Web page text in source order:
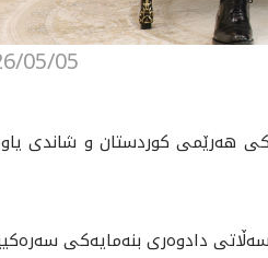
05/05
2026/5/5، بەڕێز نێچیرڤان بارزانی، سەرۆکی هەرێمی کوردستان و
دادوەری بنەمایەکی